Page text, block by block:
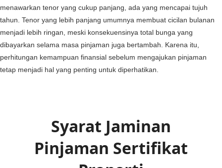
menawarkan tenor yang cukup panjang, ada yang mencapai tujuh
tahun. Tenor yang lebih panjang umumnya membuat cicilan bulanan
menjadi lebih ringan, meski konsekuensinya total bunga yang
dibayarkan selama masa pinjaman juga bertambah. Karena itu,
perhitungan kemampuan finansial sebelum mengajukan pinjaman
tetap menjadi hal yang penting untuk diperhatikan.